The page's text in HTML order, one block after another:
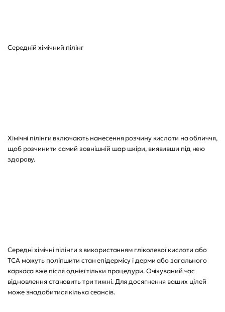
Середній хімічний пілінг
Хімічні пілінги включають нанесення розчину кислоти на обличчя,
щоб розчинити самий зовнішній шар шкіри, виявивши під нею
здорову.
Середні хімічні пілінги з використанням гліколевої кислоти або
TCA можуть поліпшити стан епідермісу і дерми або загального
каркаса вже після однієї тільки процедури. Очікуваний час
відновлення становить три тижні. Для досягнення ваших цілей
може знадобитися кілька сеансів.